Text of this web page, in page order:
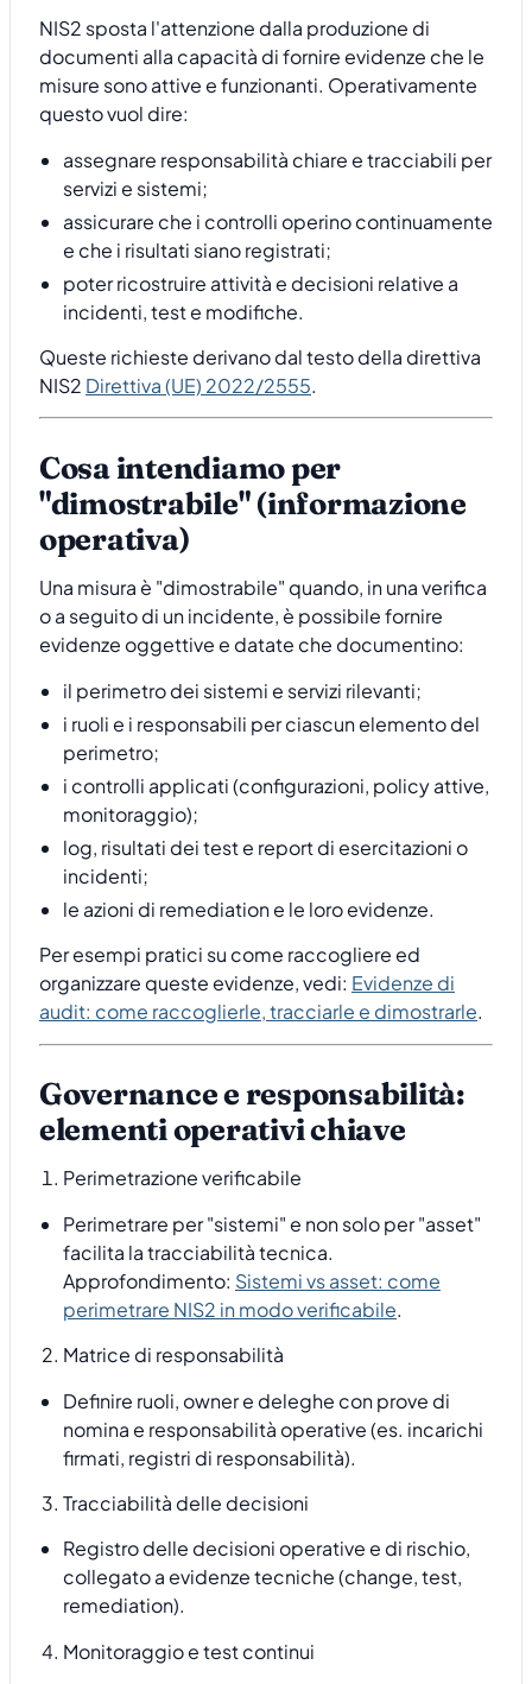
NIS2 sposta l'attenzione dalla produzione di
documenti alla capacità di fornire evidenze che le
misure sono attive e funzionanti. Operativamente
questo vuol dire:
assegnare responsabilità chiare e tracciabili per
servizi e sistemi;
assicurare che i controlli operino continuamente
e che i risultati siano registrati;
poter ricostruire attività e decisioni relative a
incidenti, test e modifiche.
Queste richieste derivano dal testo della direttiva
NIS2 Direttiva (UE) 2022/2555.
Cosa intendiamo per
"dimostrabile" (informazione
operativa)
Una misura è "dimostrabile" quando, in una verifica
o a seguito di un incidente, è possibile fornire
evidenze oggettive e datate che documentino:
il perimetro dei sistemi e servizi rilevanti;
i ruoli e i responsabili per ciascun elemento del
perimetro;
i controlli applicati (configurazioni, policy attive,
monitoraggio);
log, risultati dei test e report di esercitazioni o
incidenti;
le azioni di remediation e le loro evidenze.
Per esempi pratici su come raccogliere ed
organizzare queste evidenze, vedi: Evidenze di
audit: come raccoglierle, tracciarle e dimostrarle.
Governance e responsabilità:
elementi operativi chiave
Perimetrazione verificabile
Perimetrare per "sistemi" e non solo per "asset"
facilita la tracciabilità tecnica.
Approfondimento: Sistemi vs asset: come
perimetrare NIS2 in modo verificabile.
Matrice di responsabilità
Definire ruoli, owner e deleghe con prove di
nomina e responsabilità operative (es. incarichi
firmati, registri di responsabilità).
Tracciabilità delle decisioni
Registro delle decisioni operative e di rischio,
collegato a evidenze tecniche (change, test,
remediation).
Monitoraggio e test continui